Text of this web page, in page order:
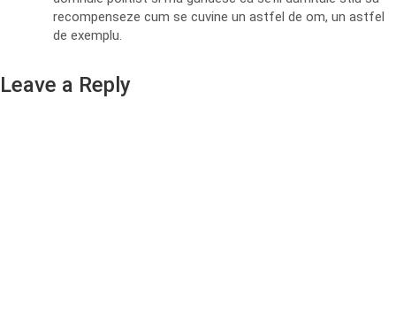
recompenseze cum se cuvine un astfel de om, un astfel
de exemplu.
Leave a Reply